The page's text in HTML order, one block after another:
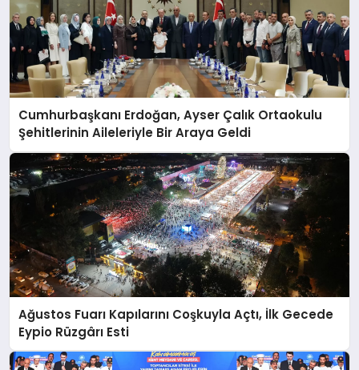
Cumhurbaşkanı Erdoğan, Ayser Çalık Ortaokulu
Şehitlerinin Aileleriyle Bir Araya Geldi
Ağustos Fuarı Kapılarını Coşkuyla Açtı, İlk Gecede
Eypio Rüzgârı Esti